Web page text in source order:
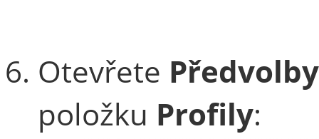
Otevřete
položku Profily: